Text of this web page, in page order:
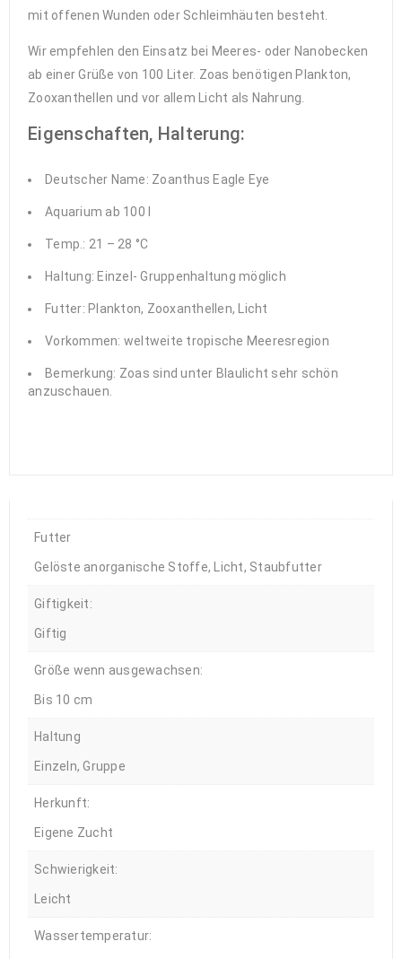
mit offenen Wunden oder Schleimhäuten besteht.
Wir empfehlen den Einsatz bei Meeres- oder Nanobecken
ab einer Grüße von 100 Liter. Zoas benötigen Plankton,
Zooxanthellen und vor allem Licht als Nahrung.
Eigenschaften, Halterung:
Deutscher Name: Zoanthus Eagle Eye
Aquarium ab 100 l
Temp.: 21 – 28 °C
Haltung: Einzel- Gruppenhaltung möglich
Futter: Plankton, Zooxanthellen, Licht
Vorkommen: weltweite tropische Meeresregion
Bemerkung: Zoas sind unter Blaulicht sehr schön
anzuschauen.
Futter
Gelöste anorganische Stoffe, Licht, Staubfutter
Giftigkeit:
Giftig
Größe wenn ausgewachsen:
Bis 10 cm
Haltung
Einzeln, Gruppe
Herkunft:
Eigene Zucht
Schwierigkeit:
Leicht
Wassertemperatur: